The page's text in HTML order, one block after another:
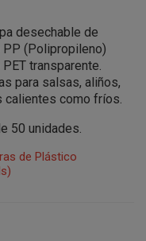
desechable de
(Polipropileno)
transparente.
para salsas, aliños,
calientes como fríos.
50 unidades.
de Plástico